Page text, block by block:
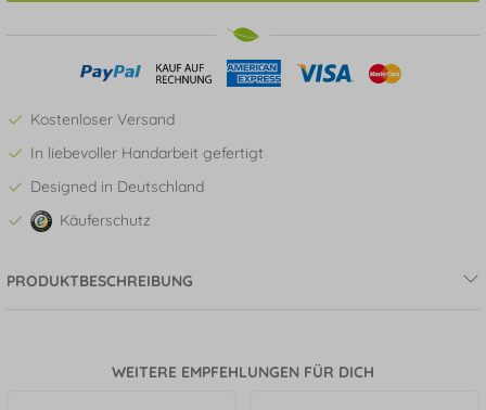
Kostenloser Versand
In liebevoller Handarbeit gefertigt
Designed in Deutschland
Käuferschutz
PRODUKTBESCHREIBUNG
WEITERE EMPFEHLUNGEN FÜR DICH